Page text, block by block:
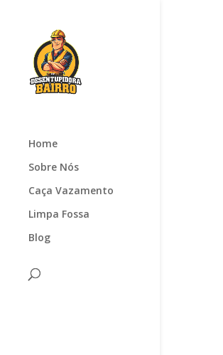
Home
Sobre Nós
Caça Vazamento
Limpa Fossa
Blog